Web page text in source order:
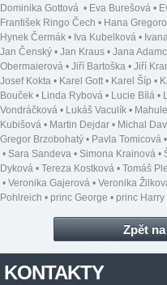
Dominika Gottová • Eva Burešová •
František Ringo Čech • Hana
Hynek Čermák • Iva Kubelková •
Jan Čenský • Jan Kraus • Jana
Obermaierová • Jiří Bartoška • Jiří
Josef Kokta • Karel Gott• Karel Šíp •
Bouček • Linda Rybová • Lucie Bílá •
Vondráčková • Lukáš Vaculík •
Kubišová • Martin Dejdar • Michal
Gregor Brzobohatý • Pavla Tomicová •
• Sara Sandeva • Simona Krainová •
Dyková • Tereza Kostková • Tomáš
• Veronika Gajerová • Veronika
Pohlreich • princ George • princ Harry
Zpět
KONTAKTY